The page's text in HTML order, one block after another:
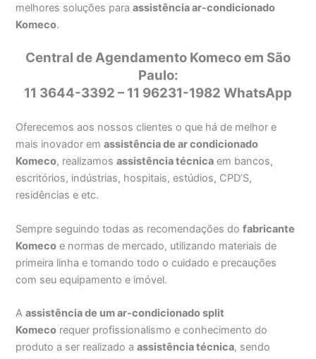
melhores soluções paraassistência ar-condicionado
Komeco.
Central de Agendamento Komeco em São
Paulo:
11 3644-3392 – 11 96231-1982 WhatsApp
Oferecemos aos nossos clientes o que há de melhor e
mais inovador emassistência de ar condicionado
Komeco, realizamosassistência técnica em bancos,
escritórios, indústrias, hospitais, estúdios, CPD’S,
residências e etc.
Sempre seguindo todas as recomendações dofabricante
Komeco e normas de mercado, utilizando materiais de
primeira linha e tomando todo o cuidado e precauções
com seu equipamento e imóvel.
Aassistência de um ar-condicionado split
Komeco requer profissionalismo e conhecimento do
produto a ser realizado aassistência técnica, sendo